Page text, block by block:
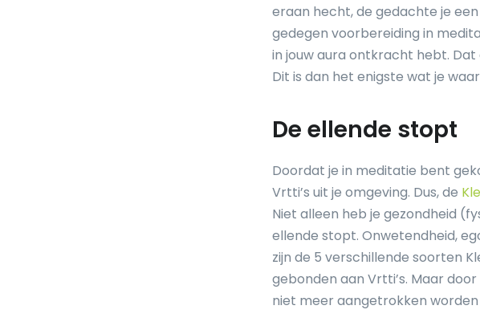
eraan hecht, de gedachte je
gedegen voorbereiding in
in jouw aura ontkracht hebt.
Dit is dan het enigste wat je
De ellende stopt
Doordat je in meditatie bent
Vrtti’s uit je omgeving. Dus, de
Niet alleen heb je gezondheid
ellende stopt. Onwetendheid,
zijn de 5 verschillende soorten
gebonden aan Vrtti’s. Maar
niet meer aangetrokken